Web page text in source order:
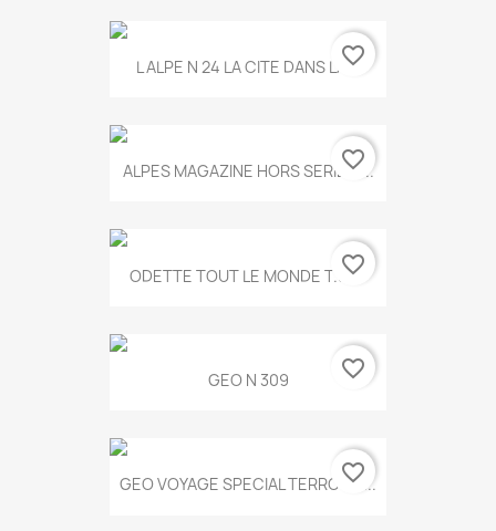
L ALPE N 24 LA CITE DANS LA...
favorite_border
ALPES MAGAZINE HORS SERIE N...
favorite_border
ODETTE TOUT LE MONDE T.546
favorite_border
GEO N 309 favorite_border
GEO VOYAGE SPECIAL TERROIRS...
favorite_border